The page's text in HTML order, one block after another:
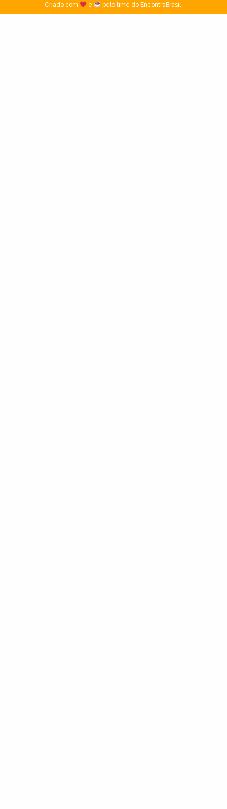
Criado com
e pelo time do EncontraBrasil